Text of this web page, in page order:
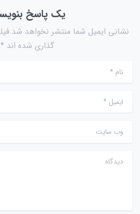
یک پاسخ
نشانی ایمیل شما منتشر نخواهد
گذاری شده اند *
نام*
ایمیل *
وب سایت
دیدگاه